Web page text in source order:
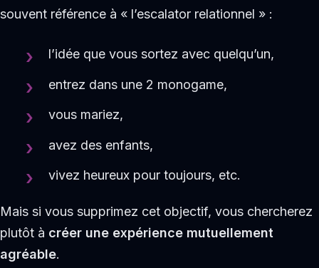
souvent référence à « l’escalator relationnel » :
l’idée que vous sortez avec quelqu’un,
entrez dans une 2 monogame,
vous mariez,
avez des enfants,
vivez heureux pour toujours, etc.
Mais si vous supprimez cet objectif, vous chercherez
plutôt à créer une expérience mutuellement
agréable.